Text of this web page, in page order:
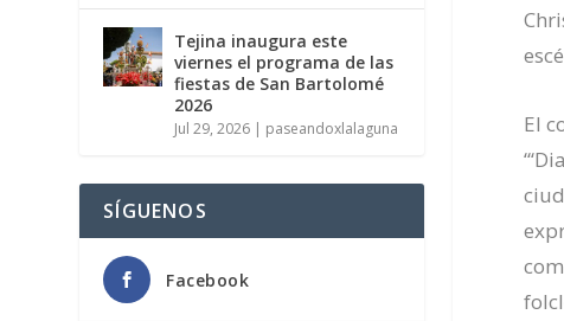
El
Tejina inaugura este
viernes el programa de las
fiestas de San Bartolomé
2026
Jul 29, 2026 | paseandoxlalaguna
SÍGUENOS
Facebook